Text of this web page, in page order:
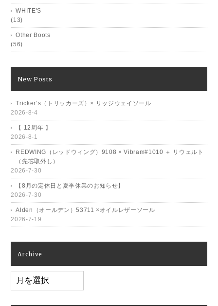
WHITE'S
(13)
Other Boots
(56)
New Posts
Tricker’s（トリッカーズ）× リッジウェイソール
2026-8-4
【 12周年 】
2026-8-1
REDWING（レッドウィング）9108 × Vibram#1010 ＋ リウェルト
（先芯取外し）
2026-7-30
【8月の定休日と夏季休業のお知らせ】
2026-7-30
Alden（オールデン）53711 ×オイルレザーソール
2026-7-19
Archive
Archive